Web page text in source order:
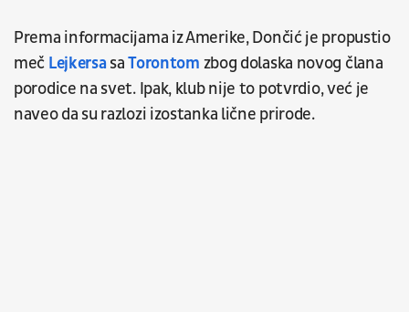
Prema informacijama iz Amerike, Dončić je propustio
meč LejkersasaTorontom zbog dolaska novog člana
porodice na svet. Ipak, klub nije to potvrdio, već je
naveo da su razlozi izostanka lične prirode.